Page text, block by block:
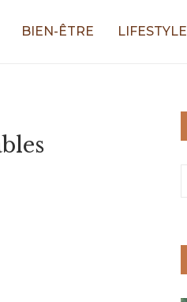
BIEN-ÊTRE LIFESTYLE